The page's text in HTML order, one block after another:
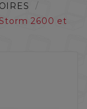
2600 et